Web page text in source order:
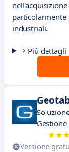
particolarmente
industriali.
Più dettagli
Versione